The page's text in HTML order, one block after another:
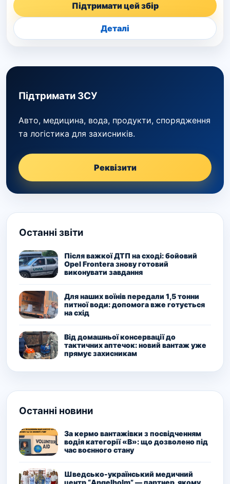
Підтримати цей збір
Деталі
Підтримати ЗСУ
Авто, медицина, вода, продукти, спорядження
та логістика для захисників.
Реквізити
Останні звіти
Після важкої ДТП на сході: бойовий
Opel Frontera знову готовий
виконувати завдання
Для наших воїнів передали 1,5 тонни
питної води: допомога вже готується
на схід
Від домашньої консервації до
тактичних аптечок: новий вантаж уже
прямує захисникам
Останні новини
За кермо вантажівки з посвідченням
водія категорії «В»: що дозволено під
час воєнного стану
Шведсько-український медичний